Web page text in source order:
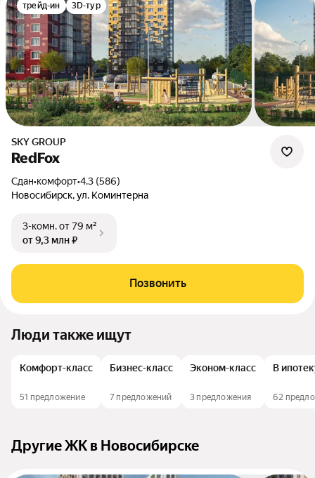
трейд-ин 3D-тур
SKY GROUP
RedFox
Сдан•комфорт•4.3 (586)
Новосибирск, ул. Коминтерна
3-комн.от 79 м²
от 9,3 млн ₽
Позвонить
Люди также ищут
Комфорт-класс
51 предложение
Бизнес-класс
7 предложений
Эконом-класс
3 предложения
В
62
Другие ЖК в Новосибирске